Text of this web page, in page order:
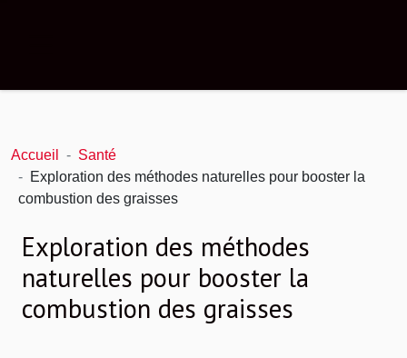
Accueil
Santé
Exploration des méthodes naturelles pour booster la
combustion des graisses
Exploration des méthodes
naturelles pour booster la
combustion des graisses